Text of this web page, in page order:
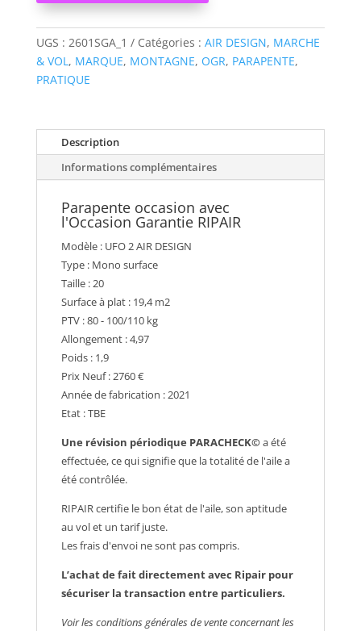
UGS : 2601SGA_1 Catégories : AIR DESIGN, MARCHE
& VOL, MARQUE, MONTAGNE, OGR, PARAPENTE,
PRATIQUE
Description
Informations complémentaires
Parapente occasion avec
l'Occasion Garantie RIPAIR
Modèle : UFO 2 AIR DESIGN
Type : Mono surface
Taille : 20
Surface à plat : 19,4 m2
PTV : 80 - 100/110 kg
Allongement : 4,97
Poids : 1,9
Prix Neuf : 2760 €
Année de fabrication : 2021
Etat : TBE
Une révision périodique PARACHECK©a été
effectuée, ce qui signifie que la totalité de l'aile a
été contrôlée.
RIPAIR certifie le bon état de l'aile, son aptitude
au vol et un tarif juste.
Les frais d'envoi ne sont pas compris.
L’achat de fait directement avec Ripair pour
sécuriser la transaction entre particuliers.
Voir les conditions générales de vente concernant les